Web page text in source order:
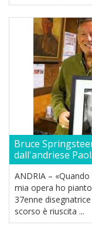
Bruce
dall'andriese
ANDRIA –
mia opera ho
37enne
scorso è riuscita ...